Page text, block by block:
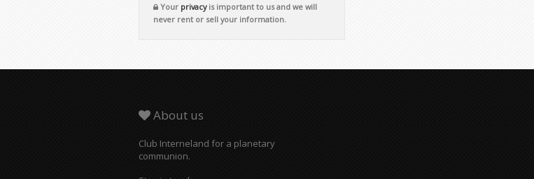
Your privacyis important to us and we will
never rent or sell your information.
About us
Club Interneland for a planetary
communion.